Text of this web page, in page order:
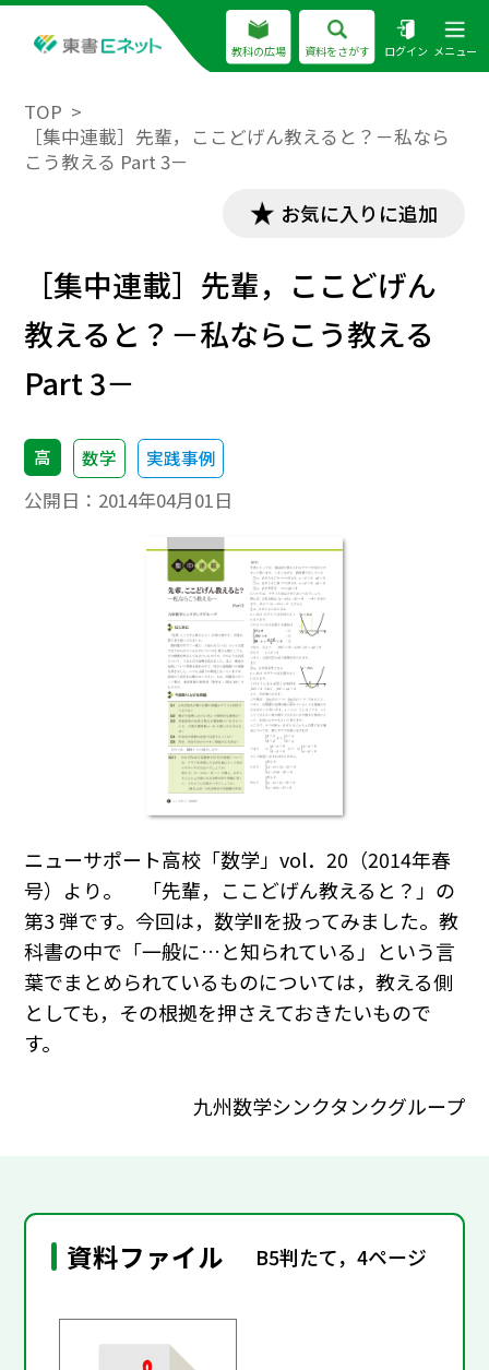
教科の広場 資料をさがす ログイン メニュー
TOP
［集中連載］先輩，ここどげん教えると？－私なら
こう教える Part 3－
お気に入りに追加
［集中連載］先輩，ここどげん
教えると？－私ならこう教える
Part 3－
高 数学 実践事例
公開日： 2014年04月01日
ニューサポート高校「数学」vol．20（2014年春
号）より。 「先輩，ここどげん教えると？」の
第3 弾です。今回は，数学Ⅱを扱ってみました。教
科書の中で「一般に…と知られている」という言
葉でまとめられているものについては，教える側
としても，その根拠を押さえておきたいもので
す。
九州数学シンクタンクグループ
資料ファイル B5判たて，4ページ